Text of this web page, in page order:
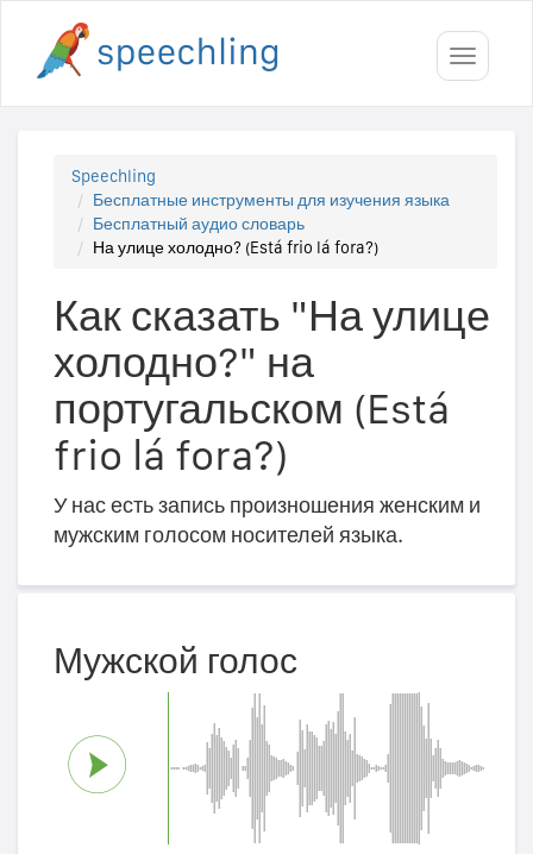
Toggle
Speechling
Бесплатные инструменты для изучения языка
Бесплатный аудио словарь
На улице холодно? (Está frio lá fora?)
Как сказать "На улице
холодно?" на
португальском (Está
frio lá fora?)
У нас есть запись произношения женским и
мужским голосом носителей языка.
Мужской голос